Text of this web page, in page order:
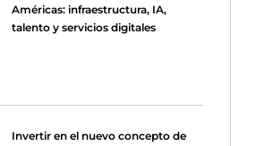
Américas: infraestructura, IA,
talento y servicios digitales
Invertir en el nuevo concepto de